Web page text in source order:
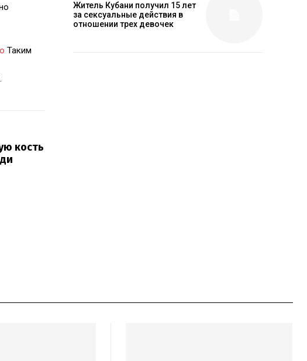
Таким
кость
Житель Кубани получил 15 лет
за сексуальные действия в
отношении трех девочек